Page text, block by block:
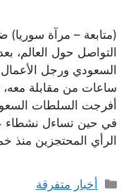
(متابعة – مرآة
التواصل حول العالم،
السعودي ورجل الأعمال
ساعات من مقابلة معه،
أفرجت السلطات
في حين تساءل نشطاء
الرأي المحتجزين منذ
التصنيفات
أخبار متفرقة